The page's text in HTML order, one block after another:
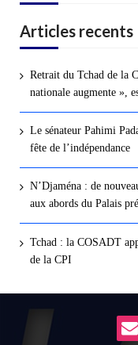
Articles recents
Retrait du Tchad de la
nationale augmente »,
Le sénateur Pahimi
fête de l’indépendance
N’Djaména : de
aux abords du Palais
Tchad : la COSADT
de la CPI